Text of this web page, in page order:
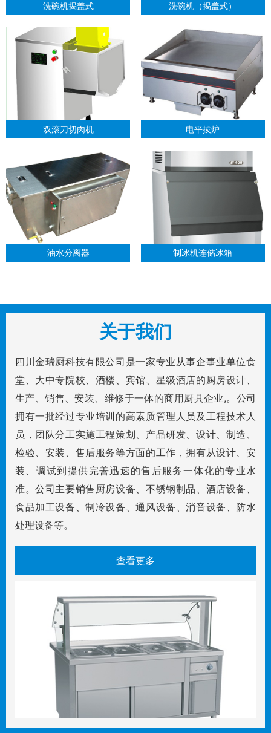
洗碗机揭盖式 洗碗机（揭盖式）
双滚刀切肉机 电平拔炉
油水分离器 制冰机连储冰箱
关于我们
四川金瑞厨科技有限公司是一家专业从事企事业单位食
堂、大中专院校、酒楼、宾馆、星级酒店的厨房设计、
生产、销售、安装、维修于一体的商用厨具企业,。公司
拥有一批经过专业培训的高素质管理人员及工程技术人
员，团队分工实施工程策划、产品研发、设计、制造、
检验、安装、售后服务等方面的工作，拥有从设计、安
装、调试到提供完善迅速的售后服务一体化的专业水
准。公司主要销售厨房设备、不锈钢制品、酒店设备、
食品加工设备、制冷设备、通风设备、消音设备、防水
处理设备等。
查看更多